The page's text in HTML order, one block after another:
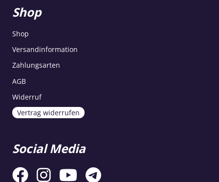
Shop
Shop
Versandinformation
Zahlungsarten
AGB
Widerruf
Vertrag widerrufen
Social Media